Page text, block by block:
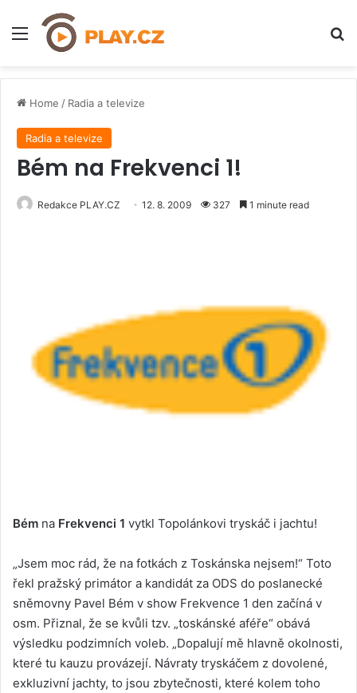
Menu
Home / Radia a televize
Radia a televize
Bém na Frekvenci 1!
Redakce PLAY.CZ 12. 8. 2009 327 1 minute read
Bém na Frekvenci 1 vytkl Topolánkovi tryskáč i jachtu!
„Jsem moc rád, že na fotkách z Toskánska nejsem!“ Toto
řekl pražský primátor a kandidát za ODS do poslanecké
sněmovny Pavel Bém v show Frekvence 1 den začíná v
osm. Přiznal, že se kvůli tzv. „toskánské aféře“ obává
výsledku podzimních voleb. „Dopalují mě hlavně okolnosti,
které tu kauzu provázejí. Návraty tryskáčem z dovolené,
exkluzivní jachty, to jsou zbytečnosti, které kolem toho